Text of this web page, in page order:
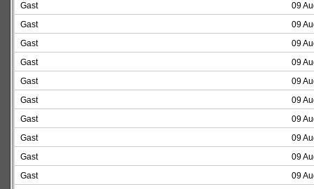
Gast
09
Gast
09
Gast
09
Gast
09
Gast
09
Gast
09
Gast
09
Gast
09
Gast
09
Gast
09